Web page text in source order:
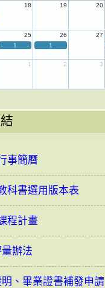
18 19 20
25 26 27
1
1
1 2 3
事簡曆
科書選用版本表
程計畫
辦法
、畢業證書補發申請